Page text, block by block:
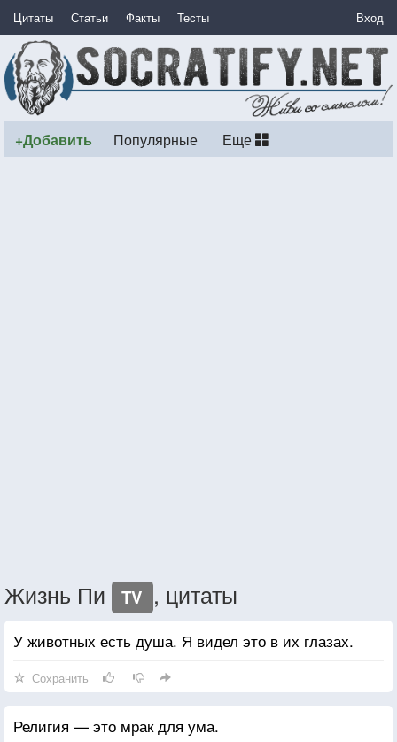
Цитаты Статьи Факты Тесты Вход
+Добавить Популярные Еще
Жизнь Пи TV , цитаты
У животных есть душа. Я видел это в их глазах.
Сохранить
Религия — это мрак для ума.